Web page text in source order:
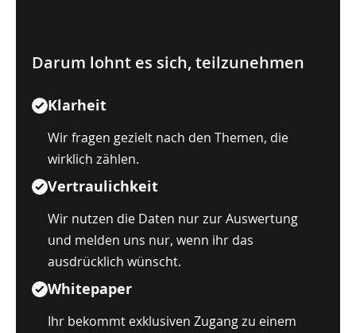
Darum lohnt es sich, teilzunehmen
Klarheit
Wir fragen gezielt nach den Themen, die
wirklich zählen.
Vertraulichkeit
Wir nutzen die Daten nur zur Auswertung
und melden uns nur, wenn ihr das
ausdrücklich wünscht.
Whitepaper
Ihr bekommt exklusiven Zugang zu einem